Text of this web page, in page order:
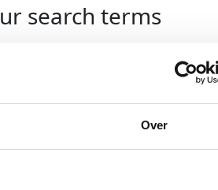
Over
search terms